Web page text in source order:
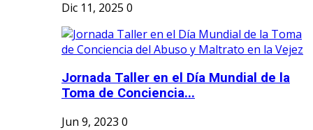
Dic 11, 2025 0
Jornada Taller en el Día Mundial de la
Toma de Conciencia...
Jun 9, 2023 0